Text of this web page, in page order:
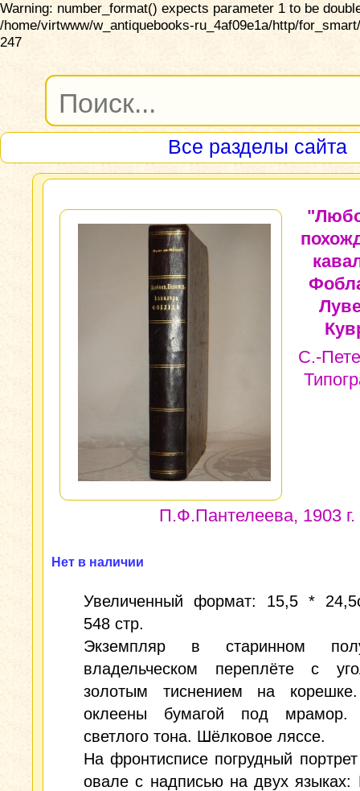
Warning: number_format() expects parameter 1 to be
/home/virtwww/w_antiquebooks-ru_4af09e1a/http/
247
Все разделы сайта
С.-
П.Ф.Пантелеева, 1903 г.
Нет в наличии
Увеличенный формат: 15,5 *
548 стр.
Экземпляр в старинном
владельческом переплёте с
золотым тиснением на
оклеены бумагой под мрамор.
светлого тона. Шёлковое ляссе.
На фронтисписе погрудный
овале с надписью на двух языках: